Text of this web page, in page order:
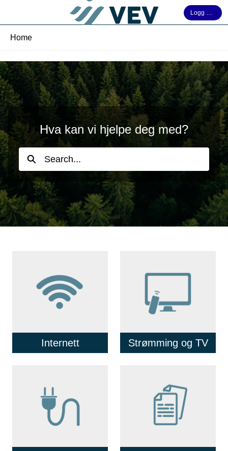
Main
Content
Home
Logg deg på
Hva kan vi hjelpe deg med?
Search
Internett Strømming og TV